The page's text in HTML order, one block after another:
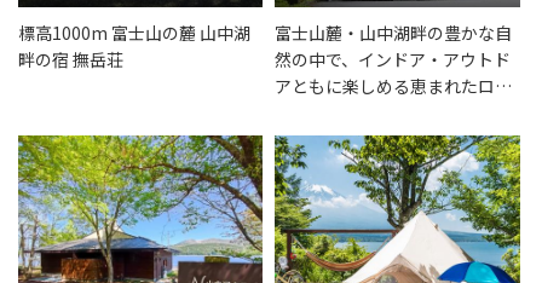
標高1000m 富士山の麓 山中湖
畔の宿 撫岳荘
富士山麓・山中湖畔の豊かな自
然の中で、インドア・アウトド
アともに楽しめる恵まれたロケ